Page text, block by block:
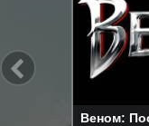
Веном: